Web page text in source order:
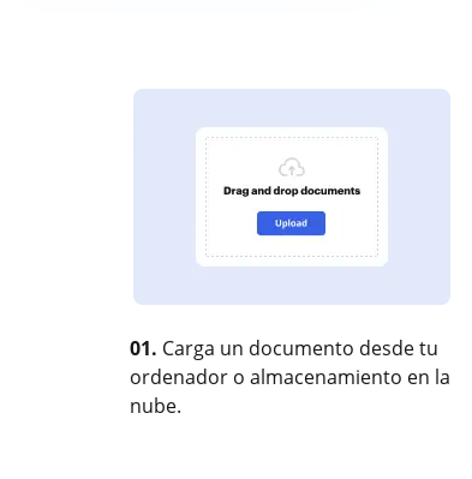
01. Carga un documento desde tu
ordenador o almacenamiento en la
nube.